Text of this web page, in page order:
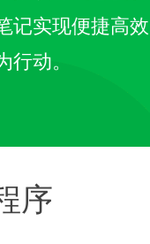
记实现便捷高效
动。
序